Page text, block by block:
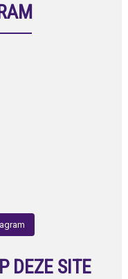
DEZE SITE